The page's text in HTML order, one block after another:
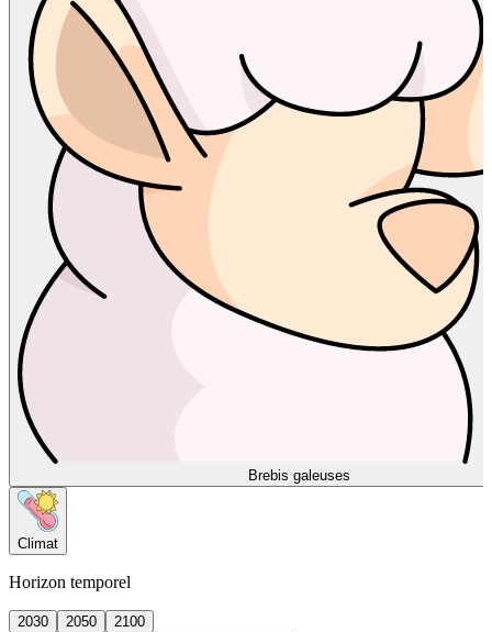
Brebis galeuses
Climat
Horizon temporel
2030 2050
2100